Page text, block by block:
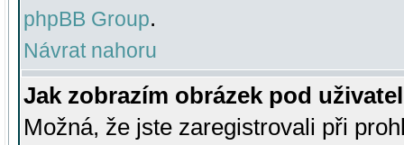
phpBB Group.
Návrat nahoru
Jak zobrazím obrázek pod
Možná, že jste zaregistrovali při